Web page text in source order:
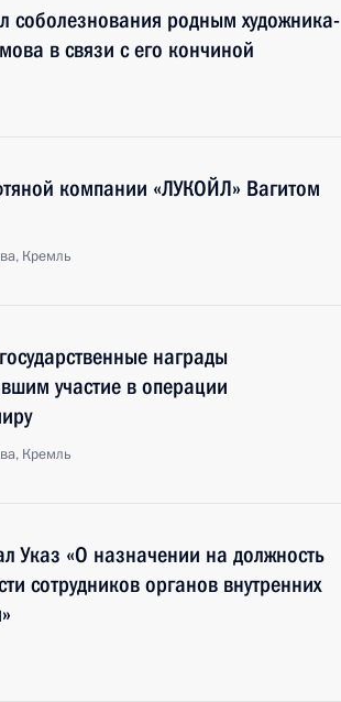
соболезнования родным художника-
в связи с его кончиной
компании «ЛУКОЙЛ» Вагитом
Кремль
награды
участие в операции
Кремль
Указ «О назначении на должность
сотрудников органов внутренних